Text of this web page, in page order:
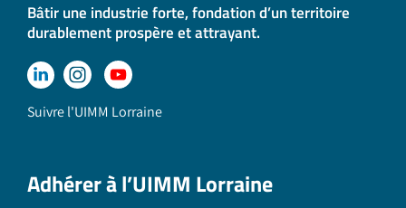
Bâtir une industrie forte, fondation d’un territoire
durablement prospère et attrayant.
Suivre l'UIMM Lorraine
Adhérer à l’UIMM Lorraine